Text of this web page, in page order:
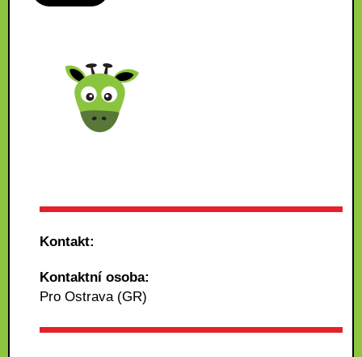
Kontakt:
Kontaktní osoba:
Pro Ostrava (GR)